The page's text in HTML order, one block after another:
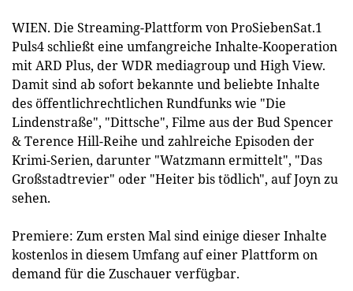
WIEN. Die Streaming-Plattform von ProSiebenSat.1
Puls4 schließt eine umfangreiche Inhalte-Kooperation
mit ARD Plus, der WDR mediagroup und High View.
Damit sind ab sofort bekannte und beliebte Inhalte
des öffentlichrechtlichen Rundfunks wie "Die
Lindenstraße", "Dittsche", Filme aus der Bud Spencer
& Terence Hill-Reihe und zahlreiche Episoden der
Krimi-Serien, darunter "Watzmann ermittelt", "Das
Großstadtrevier" oder "Heiter bis tödlich", auf Joyn zu
sehen.
Premiere: Zum ersten Mal sind einige dieser Inhalte
kostenlos in diesem Umfang auf einer Plattform on
demand für die Zuschauer verfügbar.